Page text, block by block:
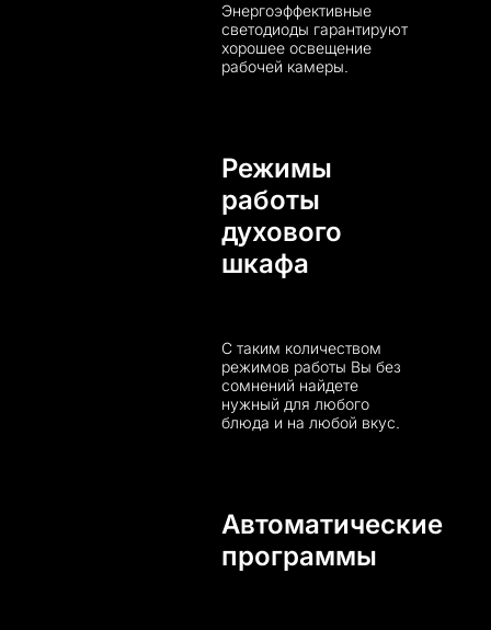
Энергоэффективные
светодиоды гарантируют
хорошее освещение
рабочей камеры.
Режимы
работы
духового
шкафа
С таким количеством
режимов работы Вы без
сомнений найдете
нужный для любого
блюда и на любой вкус.
Автоматические
программы